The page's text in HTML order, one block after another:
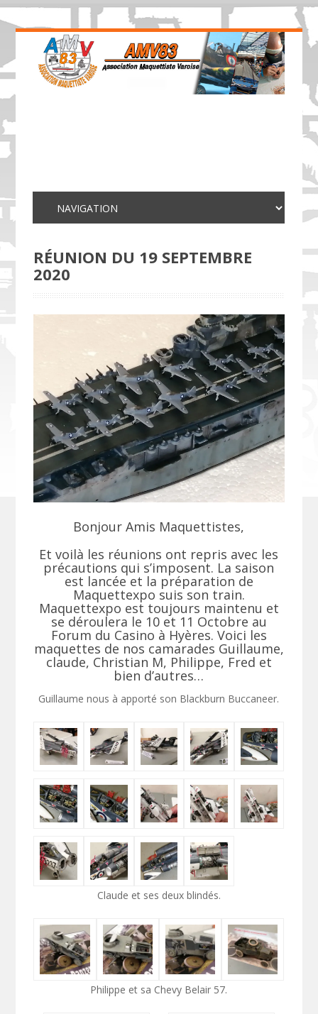
RÉUNION DU 19 SEPTEMBRE
2020
Bonjour Amis Maquettistes,
Et voilà les réunions ont repris avec les
précautions qui s’imposent. La saison
est lancée et la préparation de
Maquettexpo suis son train.
Maquettexpo est toujours maintenu et
se déroulera le 10 et 11 Octobre au
Forum du Casino à Hyères. Voici les
maquettes de nos camarades Guillaume,
claude, Christian M, Philippe, Fred et
bien d’autres…
Guillaume nous à apporté son Blackburn Buccaneer.
Claude et ses deux blindés.
Philippe et sa Chevy Belair 57.